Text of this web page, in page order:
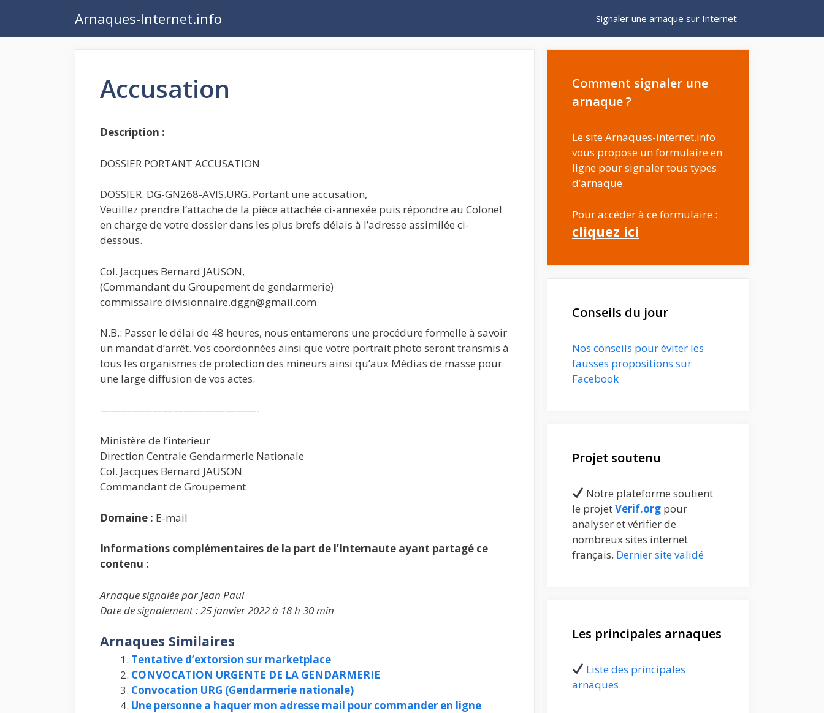
contenu
Arnaques-Internet.info Signaler une arnaque sur Internet
Accusation
Description :
DOSSIER PORTANT ACCUSATION
DOSSIER. DG-GN268-AVIS.URG. Portant une accusation,
Veuillez prendre l’attache de la pièce attachée ci-annexée puis répondre au Colonel
en charge de votre dossier dans les plus brefs délais à l’adresse assimilée ci-
dessous.
Col. Jacques Bernard JAUSON,
(Commandant du Groupement de gendarmerie)
commissaire.divisionnaire.dggn@gmail.com
N.B.: Passer le délai de 48 heures, nous entamerons une procédure formelle à savoir
un mandat d’arrêt. Vos coordonnées ainsi que votre portrait photo seront transmis à
tous les organismes de protection des mineurs ainsi qu’aux Médias de masse pour
une large diffusion de vos actes.
———————————————-
Ministère de l’interieur
Direction Centrale Gendarmerle Nationale
Col. Jacques Bernard JAUSON
Commandant de Groupement
Domaine : E-mail
Informations complémentaires de la part de l’Internaute ayant partagé ce
contenu :
Arnaque signalée par Jean Paul
Date de signalement : 25 janvier 2022 à 18 h 30 min
Arnaques Similaires
Tentative d’extorsion sur marketplace
CONVOCATION URGENTE DE LA GENDARMERIE
Convocation URG (Gendarmerie nationale)
Une personne a haquer mon adresse mail pour commander en ligne
Comment signaler une
arnaque ?
Le site Arnaques-internet.info
vous propose un formulaire en
ligne pour signaler tous types
d’arnaque.
Pour accéder à ce formulaire :
cliquez ici
Conseils du jour
Nos conseils pour éviter les
fausses propositions sur
Facebook
Projet soutenu
Notre plateforme soutient
le projetVerif.org pour
analyser et vérifier de
nombreux sites internet
français. Dernier site validé
Les principales arnaques
Liste des principales
arnaques